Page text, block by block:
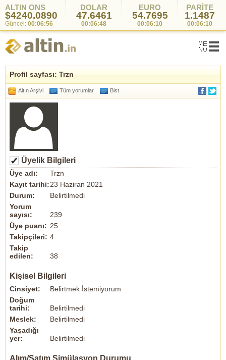
ALTIN ONS
$4240.0890
Güncel: 00:06:56
DOLAR
47.6461
00:06:48
EURO
54.7695
00:06:10
PARİTE
1.1487
00:06:10
Profil sayfası: Trzn
Altın Arşivi Tüm yorumlar Bist
Üyelik Bilgileri
Üye adı:
Trzn
Kayıt tarihi:23 Haziran 2021
Durum:
Belirtilmedi
Yorum
sayısı:
239
Üye puanı: 25
Takipçileri: 4
Takip
edilen:
38
Kişisel Bilgileri
Cinsiyet:
Belirtmek İstemiyorum
Doğum
tarihi:
Belirtilmedi
Meslek:
Belirtilmedi
Yaşadığı
yer:
Belirtilmedi
Alım/Satım Simülasyon Durumu